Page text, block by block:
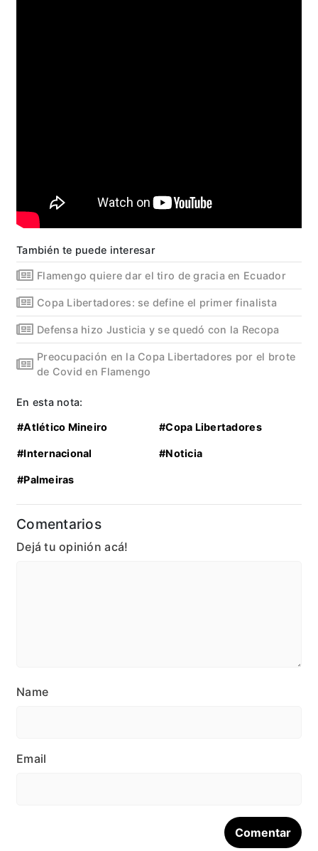
También te puede interesar
Flamengo quiere dar el tiro de gracia en Ecuador
Copa Libertadores: se define el primer finalista
Defensa hizo Justicia y se quedó con la Recopa
Preocupación en la Copa Libertadores por el brote
de Covid en Flamengo
En esta nota:
#Atlético Mineiro #Copa Libertadores
#Internacional #Noticia
#Palmeiras
Comentarios
Dejá tu opinión acá!
Name
Email